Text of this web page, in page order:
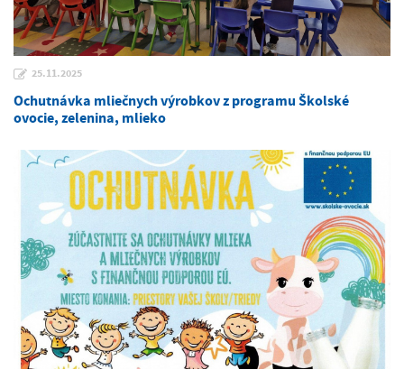
25.11.2025
Ochutnávka mliečnych výrobkov z programu Školské
ovocie, zelenina, mlieko